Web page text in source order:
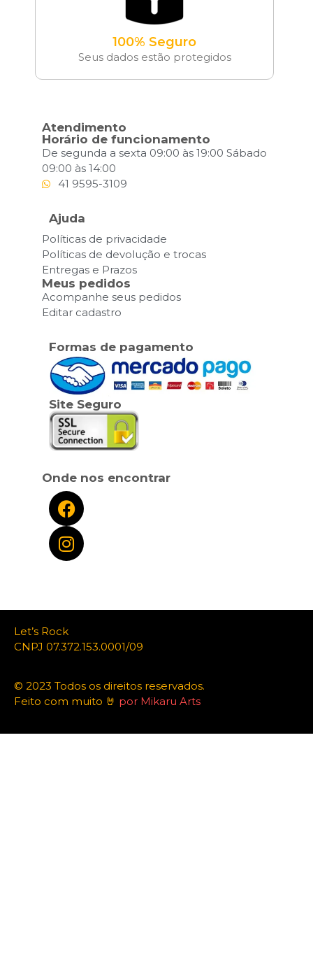
100% Seguro
Seus dados estão protegidos
Atendimento
Horário de funcionamento
De segunda a sexta 09:00 às 19:00 Sábado
09:00 às 14:00
41 9595-3109
Ajuda
Políticas de privacidade
Políticas de devolução e trocas
Entregas e Prazos
Meus pedidos
Acompanhe seus pedidos
Editar cadastro
Formas de pagamento
Site Seguro
Onde nos encontrar
Let’s Rock
CNPJ 07.372.153.0001/09
© 2023 Todos os direitos reservados.
Feito com muito 🤘 por Mikaru Arts